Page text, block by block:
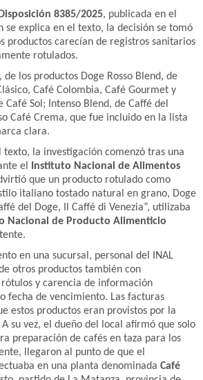
Disposición 8385/2025, publicada en el
se explica en el texto, la decisión se tomó
productos carecían de registros sanitarios
rotulados.
los productos Doge Rosso Blend, de
Café Colombia, Café Gourmet y
Café Sol; Intenso Blend, de Caffé del
Café Crema, que fue incluido en la lista
clara.
texto, la investigación comenzó tras una
el
Instituto Nacional de Alimentos
que un producto rotulado como
italiano tostado natural en grano, Doge
del Doge, Il Caffé di Venezia”, utilizaba
Nacional de Producto Alimenticio
en una sucursal, personal del INAL
otros productos también con
y carencia de información
fecha de vencimiento. Las facturas
estos productos eran provistos por la
A su vez, el dueño del local afirmó que solo
preparación de cafés en taza para los
llegaron al punto de que el
en una planta denominada Café